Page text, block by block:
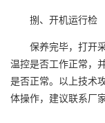
捌、开机运行检
保养完毕，打开采
温控是否工作正常，
是否正常。以上技术
体操作，建议联系厂